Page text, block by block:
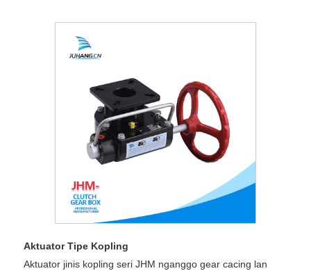
Aktuator Tipe Kopling
Aktuator jinis kopling seri JHM nganggo gear cacing lan